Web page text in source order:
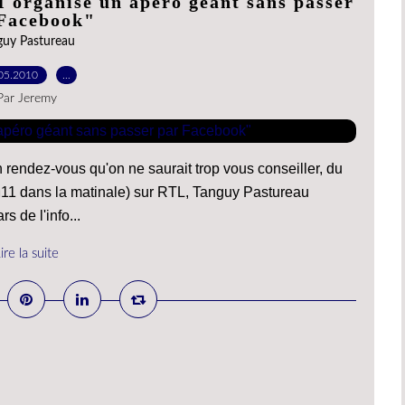
Pastureau
Jeremy
vous qu'on ne saurait trop vous conseiller, du
dans la matinale) sur RTL, Tanguy Pastureau
de l'info...
la suite